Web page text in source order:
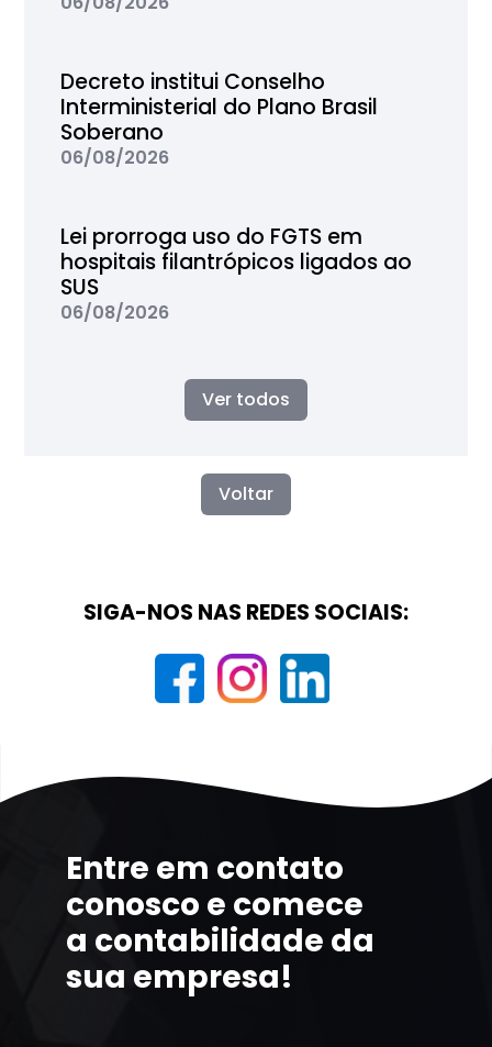
Decreto institui Conselho
Interministerial do Plano Brasil
Soberano
06/08/2026
Lei prorroga uso do FGTS em
hospitais filantrópicos ligados ao
SUS
06/08/2026
Ver todos
Voltar
SIGA-NOS NAS REDES SOCIAIS:
Entre em contato
conosco e comece
a contabilidade da
sua empresa!